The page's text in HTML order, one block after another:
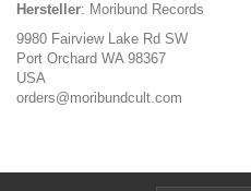
Hersteller: Moribund Records
9980 Fairview Lake Rd SW
Port Orchard WA 98367
USA
orders@moribundcult.com